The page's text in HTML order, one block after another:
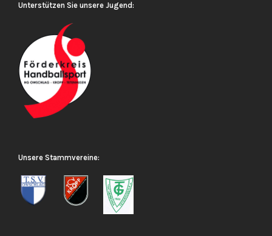
Unterstützen Sie unsere Jugend:
Unsere Stammvereine: